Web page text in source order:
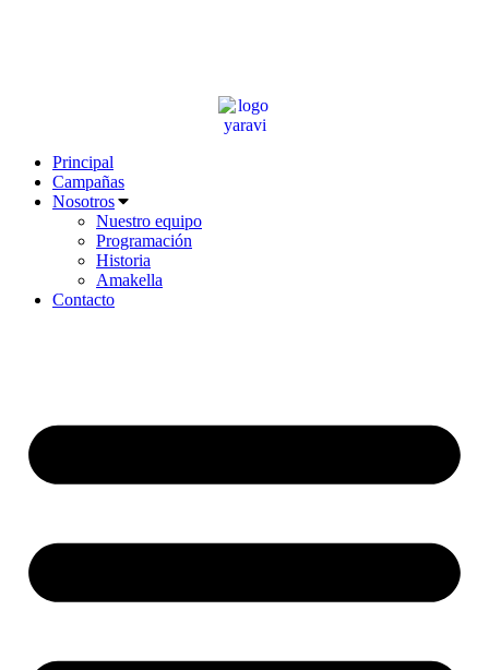
Principal
Campañas
Nosotros
Nuestro equipo
Programación
Historia
Amakella
Contacto